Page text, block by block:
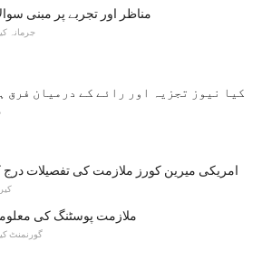
مناظر اور تجربے پر مبنی
جرمانہ
کیا نیوز تجزیہ اور رائے کے درمیان فرق
امریکی میرین کورز ملازمت کی تفصیلات
ملازمت پوسٹنگ کی
گورنمنٹ